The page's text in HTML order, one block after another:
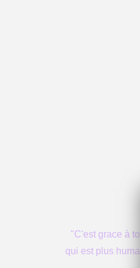
"C'est grace à
qui est plus